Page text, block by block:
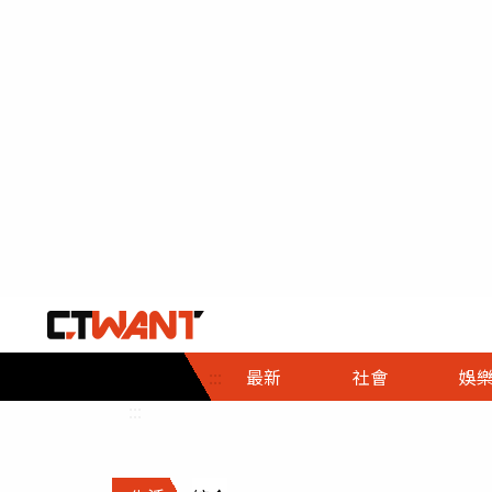
::: 最新 社會
社會首頁
時事
調查
娛樂
娛樂首頁
即時
財經首頁
熱線
政